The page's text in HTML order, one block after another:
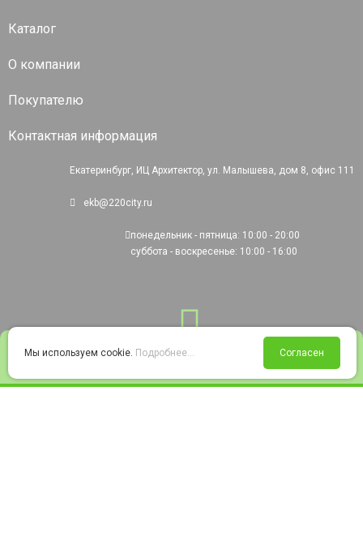
Войти Избранное Корзина
Каталог
О компании
Покупателю
Контактная информация
Екатеринбург, ИЦ Архитектор, ул. Малышева, дом 8, офис 111
ekb@220city.ru
понедельник - пятница: 10:00 - 20:00
суббота - воскресенье: 10:00 - 16:00
Мы используем cookie. Подробнее... Согласен